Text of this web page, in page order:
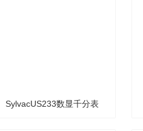
SylvacUS233数显千分表